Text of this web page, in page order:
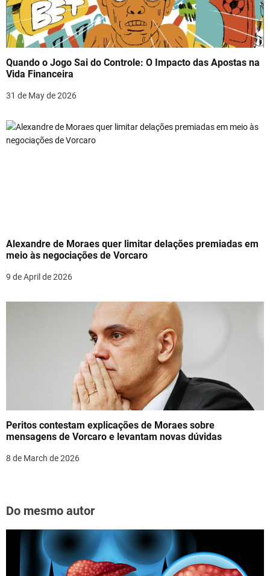
a
t
i
o
Quando o Jogo Sai do Controle: O Impacto das Apostas na
Vida Financeira
31 de May de 2026
Alexandre de Moraes quer limitar delações premiadas em
meio às negociações de Vorcaro
9 de April de 2026
Peritos contestam explicações de Moraes sobre
mensagens de Vorcaro e levantam novas dúvidas
8 de March de 2026
Do mesmo autor